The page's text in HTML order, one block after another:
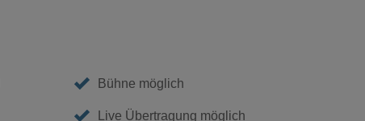
Bühne möglich
Live Übertragung möglich